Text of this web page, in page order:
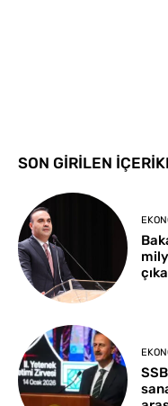
SON GİRİLEN